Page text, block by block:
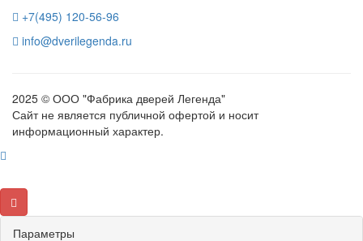
+7(495) 120-56-96
info@dverilegenda.ru
2025 © ООО "Фабрика дверей Легенда"
Сайт не является публичной офертой и носит
информационный характер.
Параметры